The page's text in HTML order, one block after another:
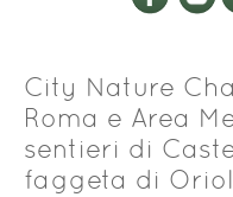
City Nature
Roma e Area
sentieri di
faggeta di